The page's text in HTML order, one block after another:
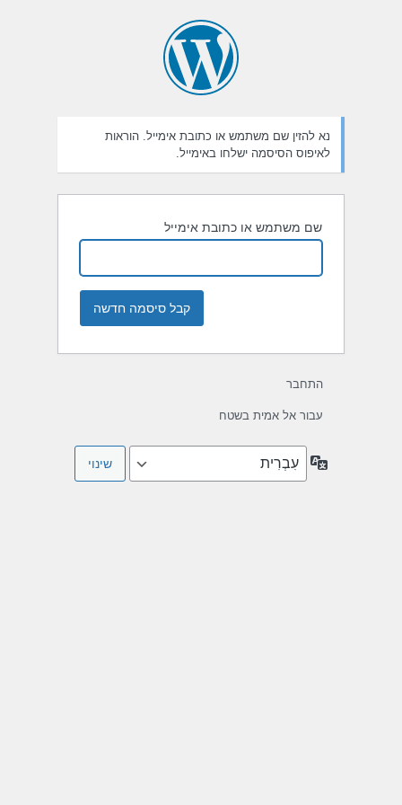
נא להזין שם משתמש או כתובת אימייל. הוראות
לאיפוס הסיסמה ישלחו באימייל.
שם משתמש או כתובת אימייל
התחבר
עבור אל אמית בשטח
שפה